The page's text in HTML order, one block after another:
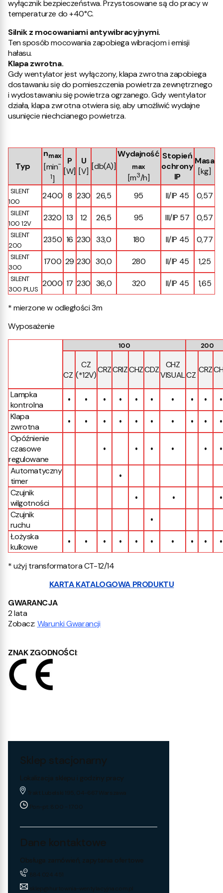
wyłącznik bezpieczeństwa. Przystosowane są do pracy w
temperaturze do +40°C.
Silnik z mocowaniami antywibracyjnymi.
Ten sposób mocowania zapobiega wibracjom i emisji
hałasu.
Klapa zwrotna.
Gdy wentylator jest wyłączony, klapa zwrotna zapobiega
dostawaniu się do pomieszczenia powietrza zewnętrznego
i wydostawaniu się powietrza ogrzanego. Gdy wentylator
działa, klapa zwrotna otwiera się, aby umożliwić wydajne
usunięcie niechcianego powietrza.
Typ
nmax
[min-
1]
P
[W]
U
[V] [db(A)]
Wydajność
max
[m3/h]
Stopień
ochrony
IP
Masa
[kg]
SILENT
100
2400 8 230 26,5 95 II/IP 45 0,57
SILENT
100 12V
2320 13 12 26,5 95 III/IP 57 0,57
SILENT
200
2350 16 230 33,0 180 II/IP 45 0,77
SILENT
300
1700 29 230 30,0 280 II/IP 45 1,25
SILENT
300 PLUS
2000 17 230 36,0 320 II/IP 45 1,65
* mierzone w odległości 3m
Wyposażenie
100 200
CZ
CZ
(*12V)
CRZCRIZCHZCDZ
CHZ
VISUALCZ
CRZ
Lampka
kontrolna
• • • • • • • • • •
Klapa
zwrotna
• • • • • • • • • •
Opóźnienie
czasowe
regulowane
• • • • • •
Automatyczny
timer
•
Czujnik
wilgotności
• • •
Czujnik
ruchu
•
Łożyska
kulkowe
• • • • • • • • • •
* użyj transformatora CT-12/14
KARTA KATALOGOWA PRODUKTU
GWARANCJA
2 lata
Zobacz: Warunki Gwarancji
ZNAK ZGODNOŚCI:
Sklep stacjonarny
Lokalizacja sklepu i godziny pracy
Trakt Lubelski 195, 04-667 Warszawa
Pon-pt: 8:00 - 17:00
Dane kontaktowe
Obsługa zamówień, zapytania ofertowe
884 024 451
sklep@hurtownia-wentylacyjna.com.pl